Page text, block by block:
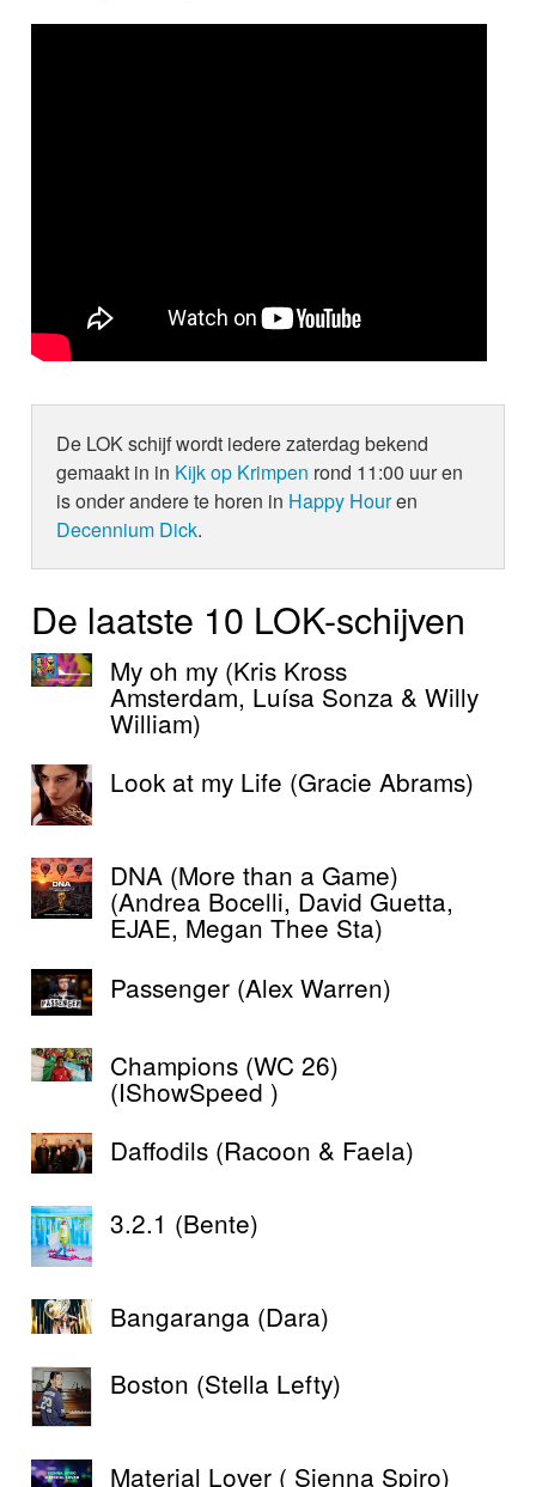
De LOK schijf wordt iedere zaterdag bekend
gemaakt in in Kijk op Krimpen rond 11:00 uur en
is onder andere te horen in Happy Houren
Decennium Dick.
De laatste 10 LOK-schijven
My oh my (Kris Kross
Amsterdam, Luísa Sonza & Willy
William)
Look at my Life (Gracie Abrams)
DNA (More than a Game)
(Andrea Bocelli, David Guetta,
EJAE, Megan Thee Sta)
Passenger (Alex Warren)
Champions (WC 26)
(IShowSpeed )
Daffodils (Racoon & Faela)
3.2.1 (Bente)
Bangaranga (Dara)
Boston (Stella Lefty)
Material Lover ( Sienna Spiro)